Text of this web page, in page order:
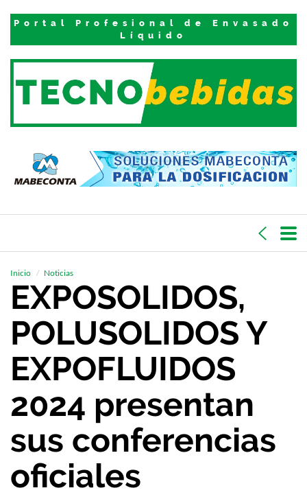
Portal Profesional de Envasado
Líquido
Inicio Noticias
EXPOSOLIDOS,
POLUSOLIDOS Y
EXPOFLUIDOS
2024 presentan
sus conferencias
oficiales